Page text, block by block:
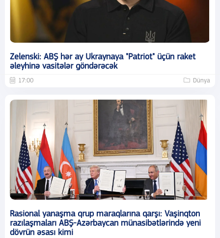
Zelenski: ABŞ hər ay Ukraynaya "Patriot" üçün raket
əleyhinə vasitələr göndərəcək
17:00 Dünya
Rasional yanaşma qrup maraqlarına qarşı: Vaşinqton
razılaşmaları ABŞ-Azərbaycan münasibətlərində yeni
dövrün əsası kimi